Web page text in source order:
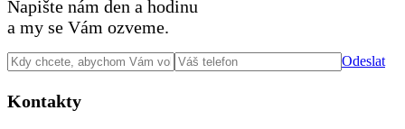
Napište nám den a hodinu
a my se Vám ozveme.
Odeslat
Kontakty